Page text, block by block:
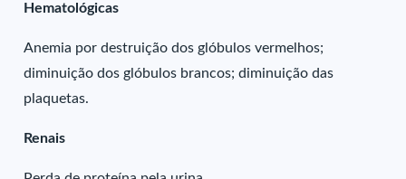
Hematológicas
Anemia por destruição dos glóbulos vermelhos;
diminuição dos glóbulos brancos; diminuição das
plaquetas.
Renais